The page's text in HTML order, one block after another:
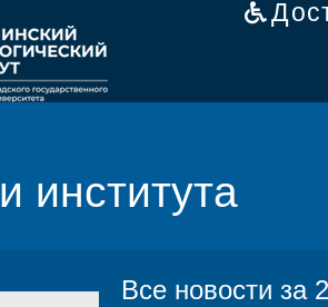
института
Все новости за